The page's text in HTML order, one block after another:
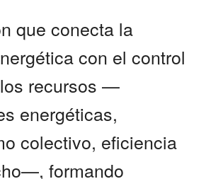
que conecta la
con el control
recursos —
energéticas,
colectivo, eficiencia
formando